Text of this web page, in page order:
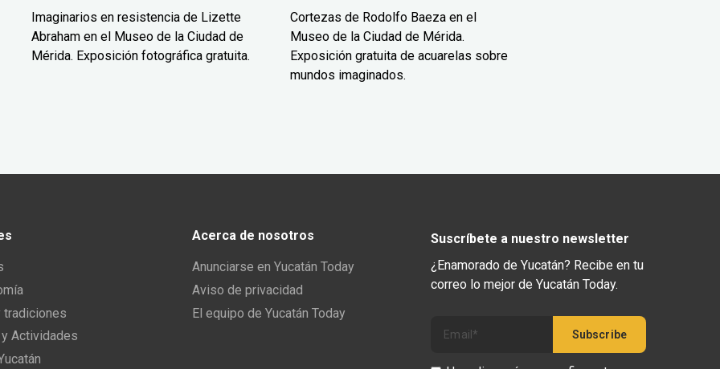
Imaginarios en resistencia de Lizette
Abraham en el Museo de la Ciudad de
Mérida. Exposición fotográfica gratuita.
Cortezas de Rodolfo Baeza en el
Museo de la Ciudad de Mérida.
Exposición gratuita de acuarelas sobre
mundos imaginados.
tradiciones
Actividades
Acerca de nosotros
Anunciarse en Yucatán Today
Aviso de privacidad
El equipo de Yucatán Today
Suscríbete a nuestro newsletter
¿Enamorado de Yucatán? Recibe en tu
correo lo mejor de Yucatán Today.